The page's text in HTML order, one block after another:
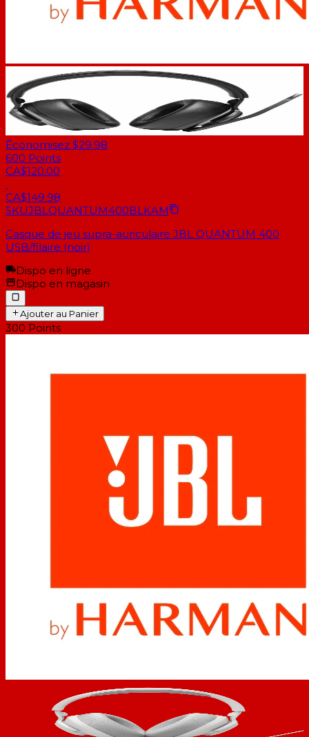
Économisez $29.98
600 Points
CA$120.00
CA$149.98
SKUJBLQUANTUM400BLKAM
Casque de jeu supra-auriculaire JBL QUANTUM 400
USB/filaire (noir)
Dispo en ligne
Dispo en magasin
Ajouter au Panier
300 Points